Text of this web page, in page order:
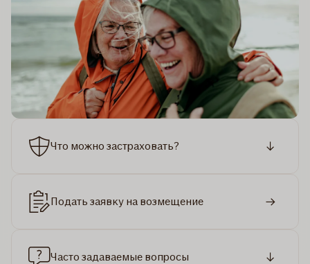
Что можно застраховать?
Подать заявку на возмещение
Часто задаваемые вопросы